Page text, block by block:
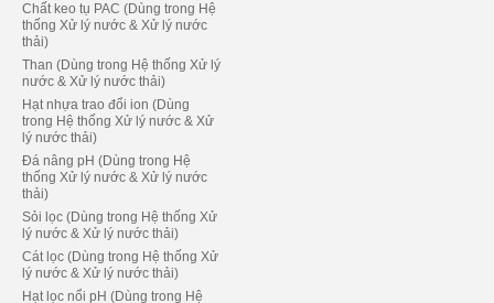
Chất keo tụ PAC (Dùng trong Hệ
thống Xử lý nước & Xử lý nước
thải)
Than (Dùng trong Hệ thống Xử lý
nước & Xử lý nước thải)
Hạt nhựa trao đổi ion (Dùng
trong Hệ thống Xử lý nước & Xử
lý nước thải)
Đá nâng pH (Dùng trong Hệ
thống Xử lý nước & Xử lý nước
thải)
Sỏi lọc (Dùng trong Hệ thống Xử
lý nước & Xử lý nước thải)
Cát lọc (Dùng trong Hệ thống Xử
lý nước & Xử lý nước thải)
Hạt lọc nổi pH (Dùng trong Hệ